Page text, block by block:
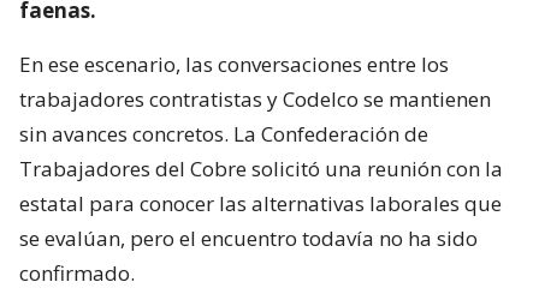
faenas.
En ese escenario, las conversaciones entre los
trabajadores contratistas y Codelco se mantienen
sin avances concretos. La Confederación de
Trabajadores del Cobre solicitó una reunión con la
estatal para conocer las alternativas laborales que
se evalúan, pero el encuentro todavía no ha sido
confirmado.